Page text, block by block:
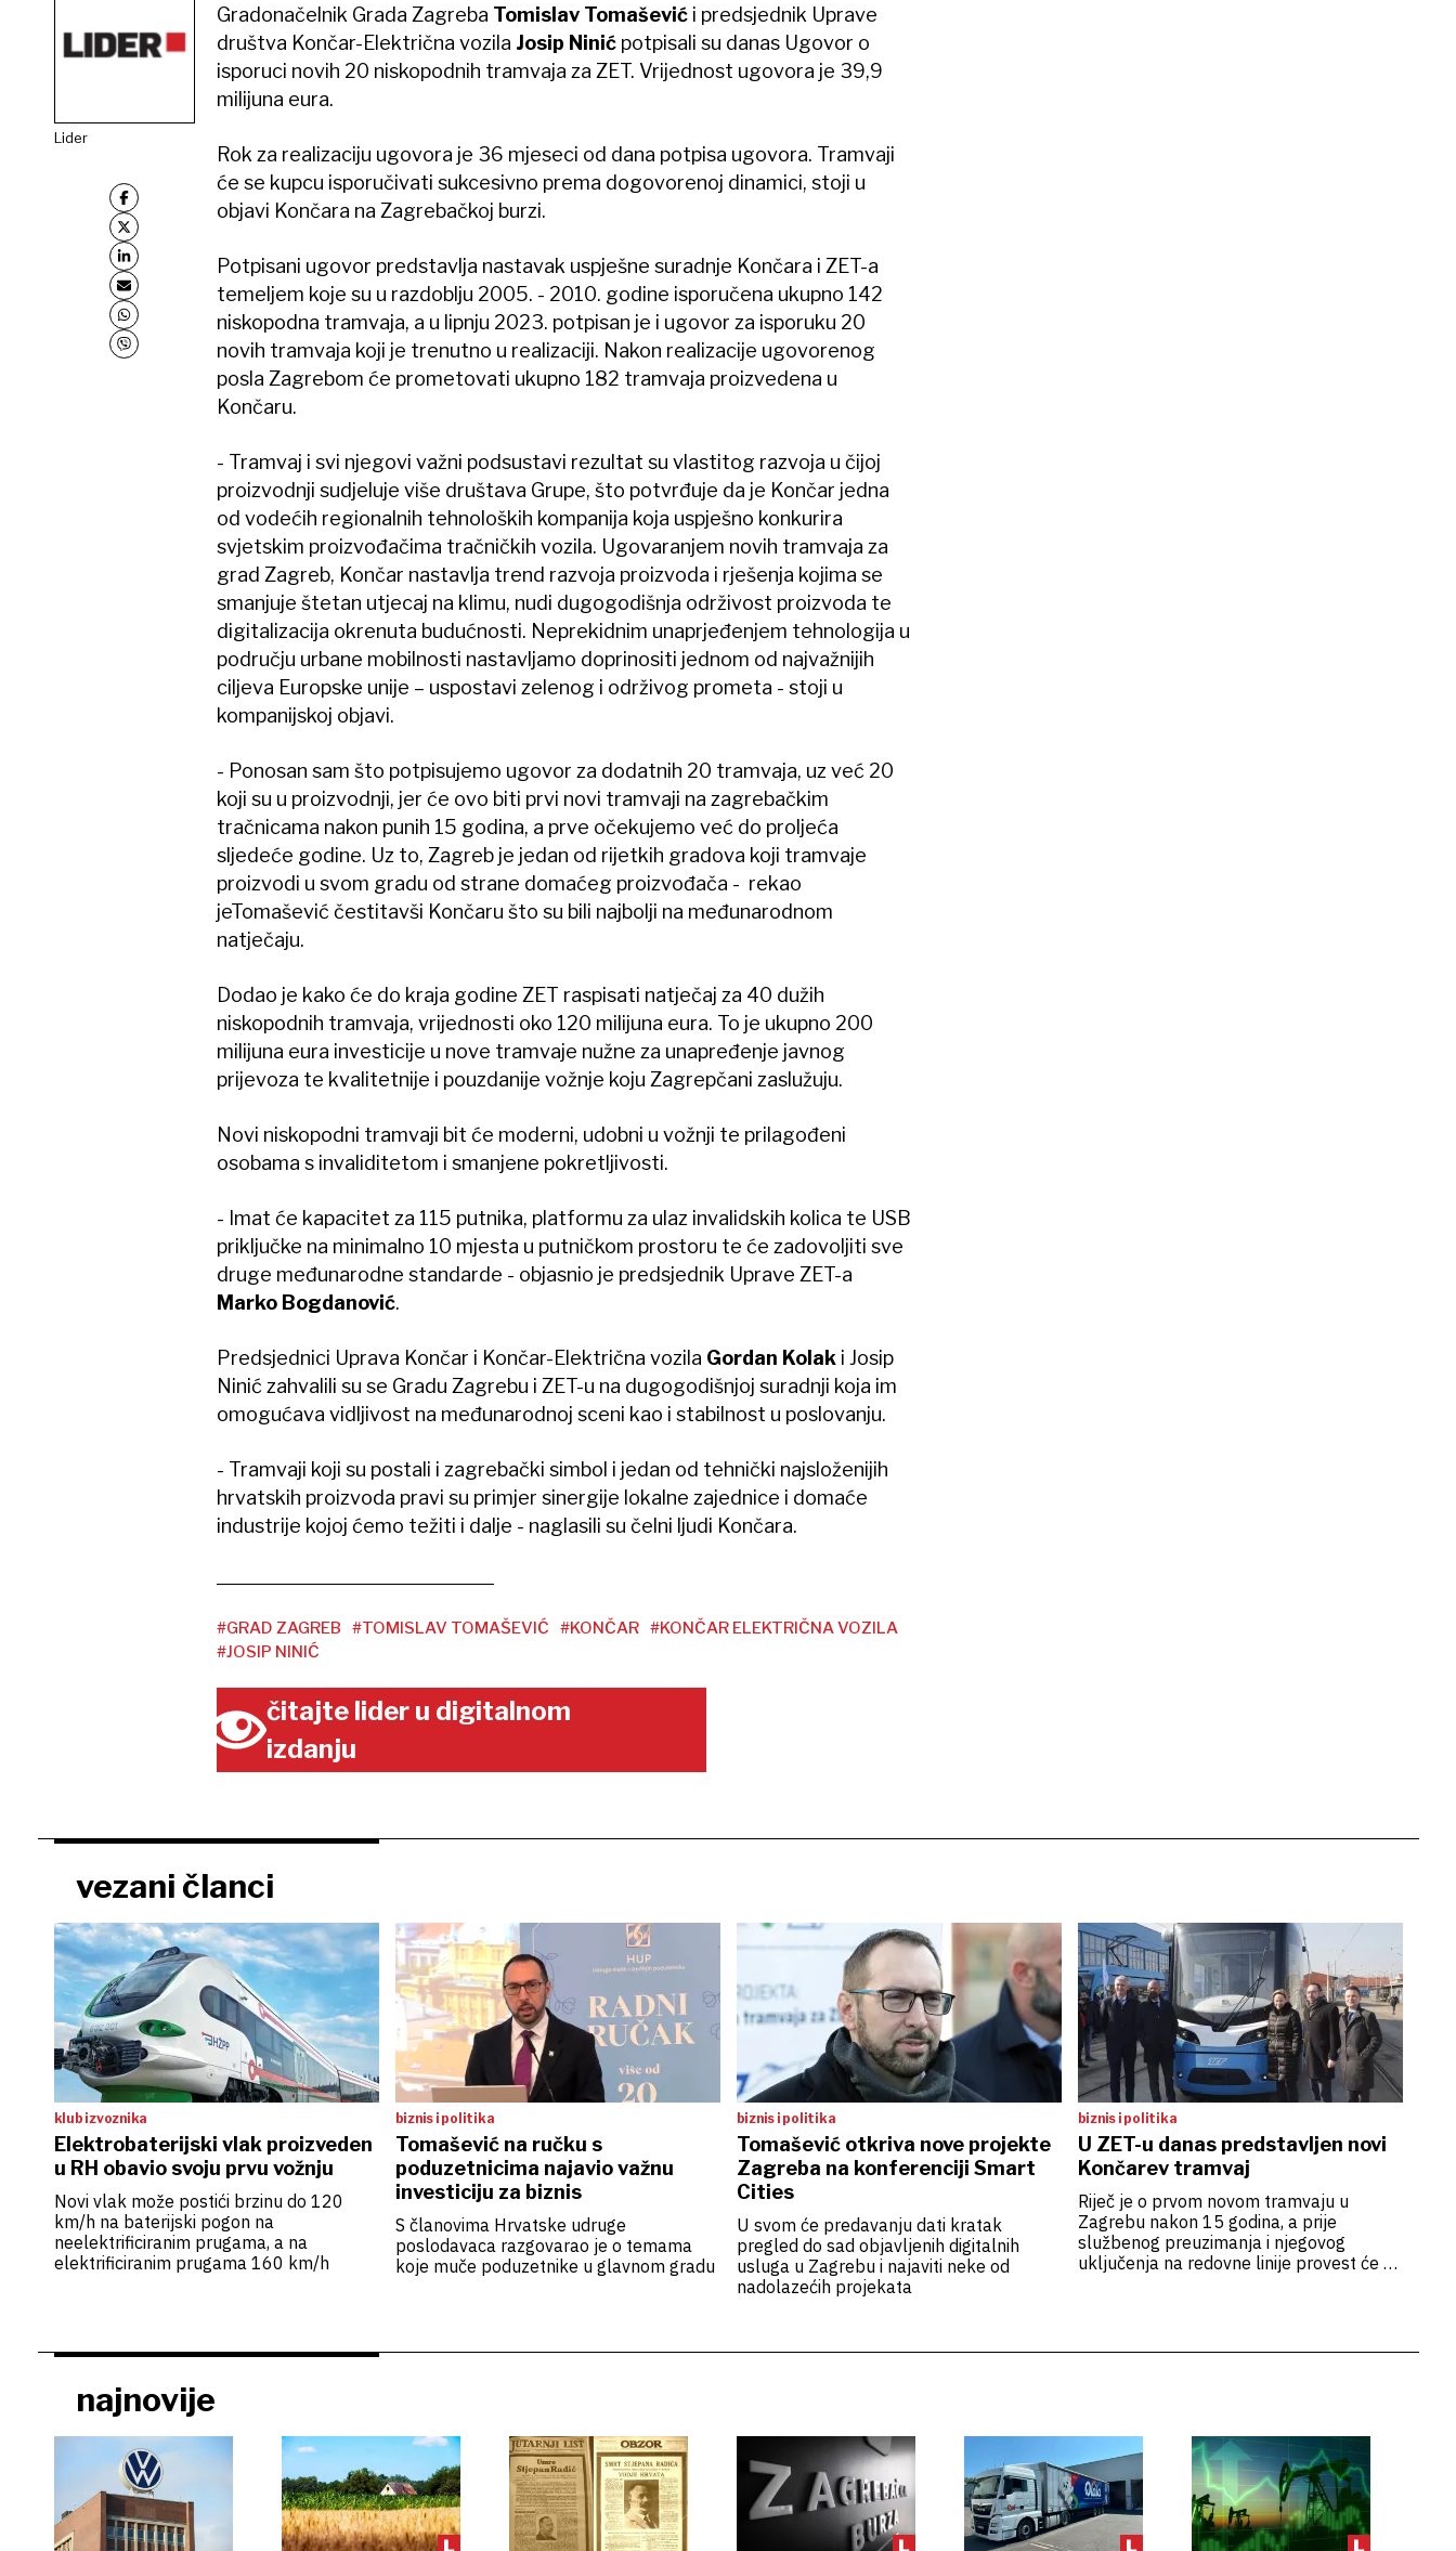
Lider
Gradonačelnik Grada Zagreba Tomislav Tomaševići predsjednik Uprave
društva Končar-Električna vozila Josip Ninićpotpisali su danas Ugovor o
isporuci novih 20 niskopodnih tramvaja za ZET. Vrijednost ugovora je 39,9
milijuna eura.
Rok za realizaciju ugovora je 36 mjeseci od dana potpisa ugovora. Tramvaji
će se kupcu isporučivati sukcesivno prema dogovorenoj dinamici, stoji u
objavi Končara na Zagrebačkoj burzi.
Potpisani ugovor predstavlja nastavak uspješne suradnje Končara i ZET-a
temeljem koje su u razdoblju 2005. - 2010. godine isporučena ukupno 142
niskopodna tramvaja, a u lipnju 2023. potpisan je i ugovor za isporuku 20
novih tramvaja koji je trenutno u realizaciji. Nakon realizacije ugovorenog
posla Zagrebom će prometovati ukupno 182 tramvaja proizvedena u
Končaru.
- Tramvaj i svi njegovi važni podsustavi rezultat su vlastitog razvoja u čijoj
proizvodnji sudjeluje više društava Grupe, što potvrđuje da je Končar jedna
od vodećih regionalnih tehnoloških kompanija koja uspješno konkurira
svjetskim proizvođačima tračničkih vozila. Ugovaranjem novih tramvaja za
grad Zagreb, Končar nastavlja trend razvoja proizvoda i rješenja kojima se
smanjuje štetan utjecaj na klimu, nudi dugogodišnja održivost proizvoda te
digitalizacija okrenuta budućnosti. Neprekidnim unaprjeđenjem tehnologija u
području urbane mobilnosti nastavljamo doprinositi jednom od najvažnijih
ciljeva Europske unije – uspostavi zelenog i održivog prometa - stoji u
kompanijskoj objavi.
- Ponosan sam što potpisujemo ugovor za dodatnih 20 tramvaja, uz već 20
koji su u proizvodnji, jer će ovo biti prvi novi tramvaji na zagrebačkim
tračnicama nakon punih 15 godina, a prve očekujemo već do proljeća
sljedeće godine. Uz to, Zagreb je jedan od rijetkih gradova koji tramvaje
proizvodi u svom gradu od strane domaćeg proizvođača - rekao
jeTomašević čestitavši Končaru što su bili najbolji na međunarodnom
natječaju.
Dodao je kako će do kraja godine ZET raspisati natječaj za 40 dužih
niskopodnih tramvaja, vrijednosti oko 120 milijuna eura. To je ukupno 200
milijuna eura investicije u nove tramvaje nužne za unapređenje javnog
prijevoza te kvalitetnije i pouzdanije vožnje koju Zagrepčani zaslužuju.
Novi niskopodni tramvaji bit će moderni, udobni u vožnji te prilagođeni
osobama s invaliditetom i smanjene pokretljivosti.
- Imat će kapacitet za 115 putnika, platformu za ulaz invalidskih kolica te USB
priključke na minimalno 10 mjesta u putničkom prostoru te će zadovoljiti sve
druge međunarodne standarde - objasnio je predsjednik Uprave ZET-a
Marko Bogdanović.
Predsjednici Uprava Končar i Končar-Električna vozila Gordan Kolak i Josip
Ninić zahvalili su se Gradu Zagrebu i ZET-u na dugogodišnjoj suradnji koja im
omogućava vidljivost na međunarodnoj sceni kao i stabilnost u poslovanju.
- Tramvaji koji su postali i zagrebački simbol i jedan od tehnički najsloženijih
hrvatskih proizvoda pravi su primjer sinergije lokalne zajednice i domaće
industrije kojoj ćemo težiti i dalje - naglasili su čelni ljudi Končara.
#GRAD ZAGREB #TOMISLAV TOMAŠEVIĆ #KONČAR #KONČAR ELEKTRIČNA VOZILA
#JOSIP NINIĆ
čitajte lider u digitalnom
izdanju
vezani članci
klub izvoznika
Elektrobaterijski vlak proizveden
u RH obavio svoju prvu vožnju
Novi vlak može postići brzinu do 120
km/h na baterijski pogon na
neelektrificiranim prugama, a na
elektrificiranim prugama 160 km/h
biznis i politika
Tomašević na ručku s
poduzetnicima najavio važnu
investiciju za biznis
S članovima Hrvatske udruge
poslodavaca razgovarao je o temama
koje muče poduzetnike u glavnom gradu
biznis i politika
Tomašević otkriva nove projekte
Zagreba na konferenciji Smart
Cities
U svom će predavanju dati kratak
pregled do sad objavljenih digitalnih
usluga u Zagrebu i najaviti neke od
nadolazećih projekata
biznis i politika
U ZET-u danas predstavljen novi
Končarev tramvaj
Riječ je o prvom novom tramvaju u
Zagrebu nakon 15 godina, a prije
službenog preuzimanja i njegovog
uključenja na redovne linije provest će se
najnovije